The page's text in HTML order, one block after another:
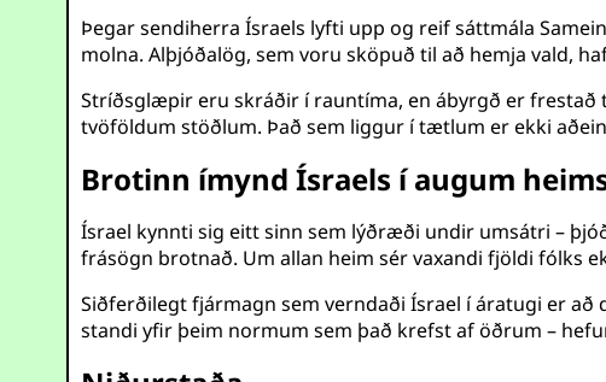
Þegar sendiherra Ísraels lyfti upp og reif sáttmála
molna. Alþjóðalög, sem voru sköpuð til að hemja vald,
Stríðsglæpir eru skráðir í rauntíma, en ábyrgð er
tvöföldum stöðlum. Það sem liggur í tætlum er ekki
Brotinn ímynd Ísraels í augum
Ísrael kynnti sig eitt sinn sem lýðræði undir umsátri –
frásögn brotnað. Um allan heim sér vaxandi fjöldi fólks
Siðferðilegt fjármagn sem verndaði Ísrael í áratugi er
standi yfir þeim normum sem það krefst af öðrum –